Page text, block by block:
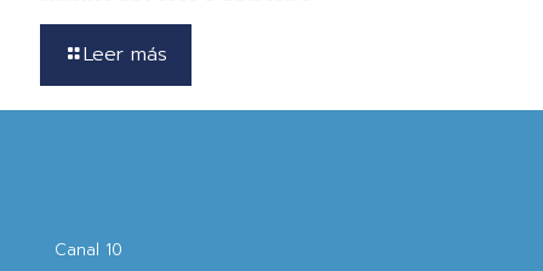
Leer más
Canal 10